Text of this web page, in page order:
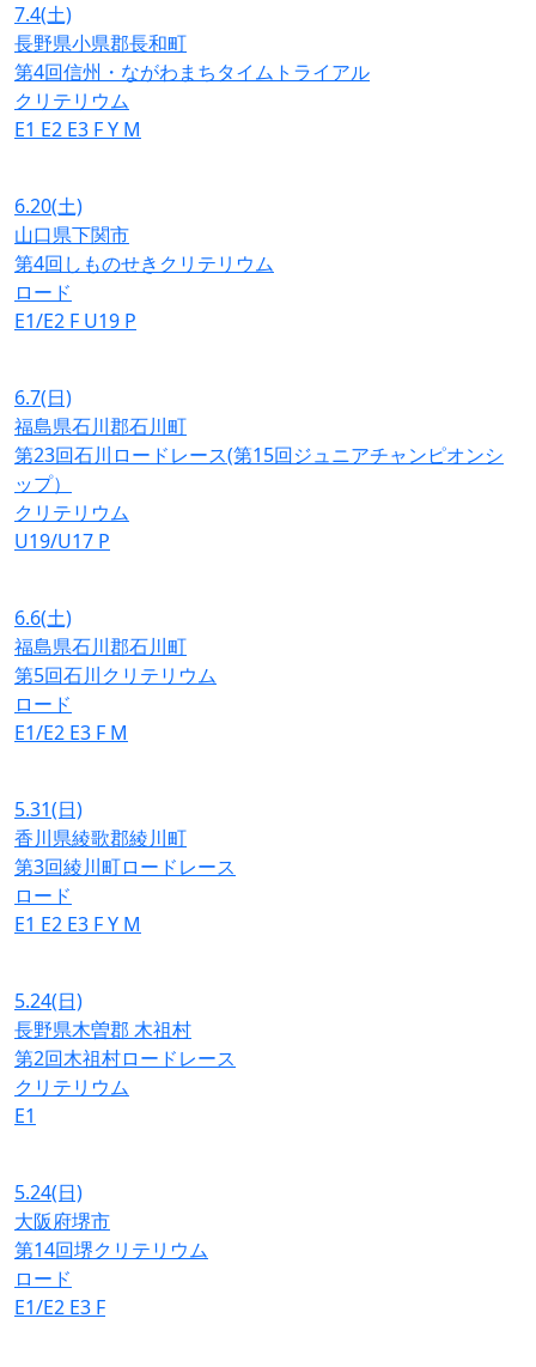
7.4(土)
長野県小県郡長和町
第4回信州・ながわまちタイムトライアル
クリテリウム
E1 E2 E3 FY M
6.20(土)
山口県下関市
第4回しものせきクリテリウム
ロード
E1/E2 F U19 P
6.7(日)
福島県石川郡石川町
第23回石川ロードレース(第15回ジュニアチャンピオンシ
ップ）
クリテリウム
U19/U17 P
6.6(土)
福島県石川郡石川町
第5回石川クリテリウム
ロード
E1/E2 E3 F M
5.31(日)
香川県綾歌郡綾川町
第3回綾川町ロードレース
ロード
E1 E2 E3 FY M
5.24(日)
長野県木曽郡 木祖村
第2回木祖村ロードレース
クリテリウム
E1
5.24(日)
大阪府堺市
第14回堺クリテリウム
ロード
E1/E2 E3 F